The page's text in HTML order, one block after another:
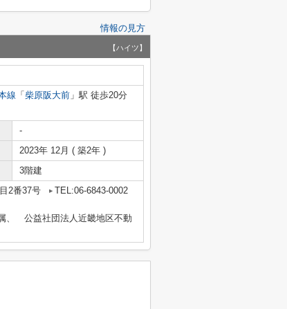
情報の見方
【ハイツ】
線 「 柴原阪大前 」駅 徒歩20分
-
2023年 12月 ( 築2年 )
3階建
2番37号
TEL:06-6843-0002
公益社団法人近畿地区不動